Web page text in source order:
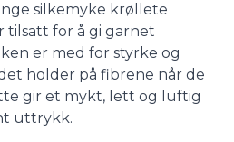
silkemyke krøllete
tilsatt for å gi garnet
er med for styrke og
holder på fibrene når de
gir et mykt, lett og luftig
uttrykk.